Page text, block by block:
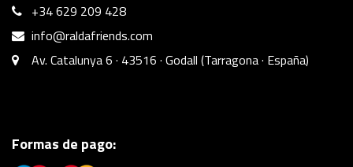
+34 629 209 428
info@raldafriends.com
Av. Catalunya 6 · 43516 · Godall (Tarragona · España)
Formas de pago: